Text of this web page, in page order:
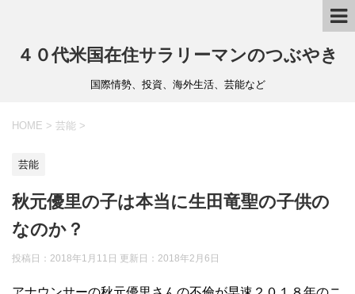
４０代米国在住サラリーマンのつぶやき
国際情勢、投資、海外生活、芸能など
HOME > 芸能 >
芸能
秋元優里の子は本当に生田竜聖の子供の
なのか？
投稿日：2018年1月11日 更新日： 2018年2月6日